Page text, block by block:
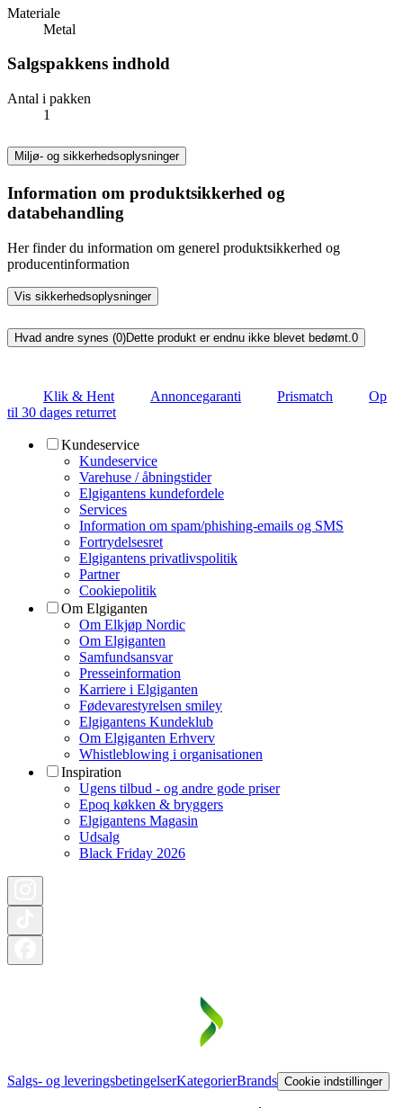
Materiale
Metal
Salgspakkens indhold
Antal i pakken
1
Miljø- og sikkerhedsoplysninger
Information om produktsikkerhed og
databehandling
Her finder du information om generel produktsikkerhed og
producentinformation
Vis sikkerhedsoplysninger
Hvad andre synes (0)Dette produkt er endnu ikke blevet bedømt.0
Klik & Hent Annoncegaranti Prismatch
Op
til 30 dages returret
Kundeservice
Kundeservice
Varehuse / åbningstider
Elgigantens kundefordele
Services
Information om spam/phishing-emails og SMS
Fortrydelsesret
Elgigantens privatlivspolitik
Partner
Cookiepolitik
Om Elgiganten
Om Elkjøp Nordic
Om Elgiganten
Samfundsansvar
Presseinformation
Karriere i Elgiganten
Fødevarestyrelsen smiley
Elgigantens Kundeklub
Om Elgiganten Erhverv
Whistleblowing i organisationen
Inspiration
Ugens tilbud - og andre gode priser
Epoq køkken & bryggers
Elgigantens Magasin
Udsalg
Black Friday 2026
Salgs- og leveringsbetingelserKategorierBrands Cookie indstillinger